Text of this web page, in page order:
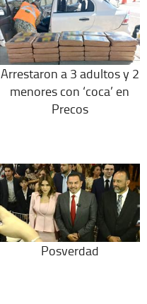
Arrestaron a 3 adultos y 2
menores con ‘coca’ en
Precos
Posverdad